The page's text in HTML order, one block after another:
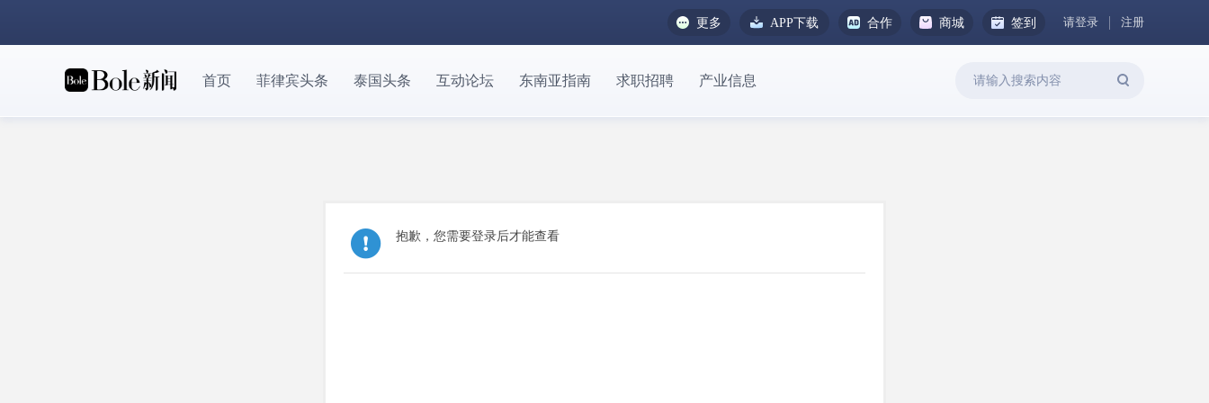
更多 APP下载 合作 商城 签到 请登录 注册
首页 菲律宾头条 泰国头条 互动论坛 东南亚指南 求职招聘 产业信息
抱歉，您需要登录后才能查看